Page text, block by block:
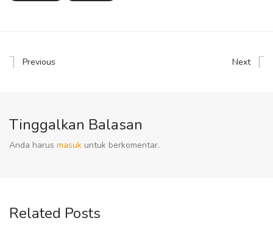
Previous Next
Tinggalkan Balasan
Anda harus masuk untuk berkomentar.
Related Posts